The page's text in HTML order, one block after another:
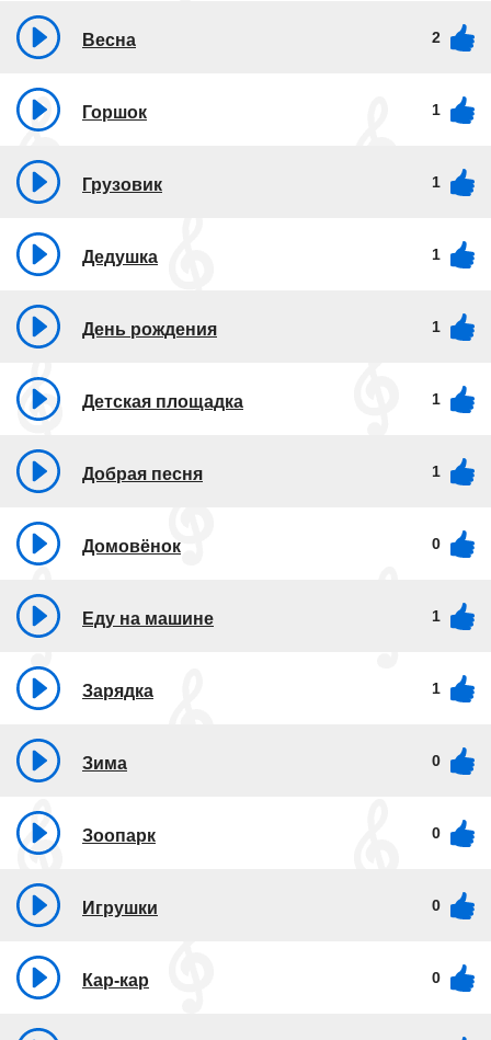
Весна 2
Горшок 1
Грузовик 1
Дедушка 1
День рождения 1
Детская площадка 1
Добрая песня 1
Домовёнок 0
Еду на машине 1
Зарядка 1
Зима 0
Зоопарк 0
Игрушки 0
Кар-кар 0